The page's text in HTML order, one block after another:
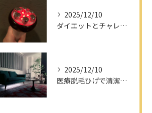
2025/12/10
ダイエットとチャレンジを愛知県名古屋市で楽しみながら成功させるポイント解説
2025/12/10
医療脱毛ひげで清潔感アップを目指す男性へ愛知県名古屋市のヒゲ脱毛で選ぶべきポイント